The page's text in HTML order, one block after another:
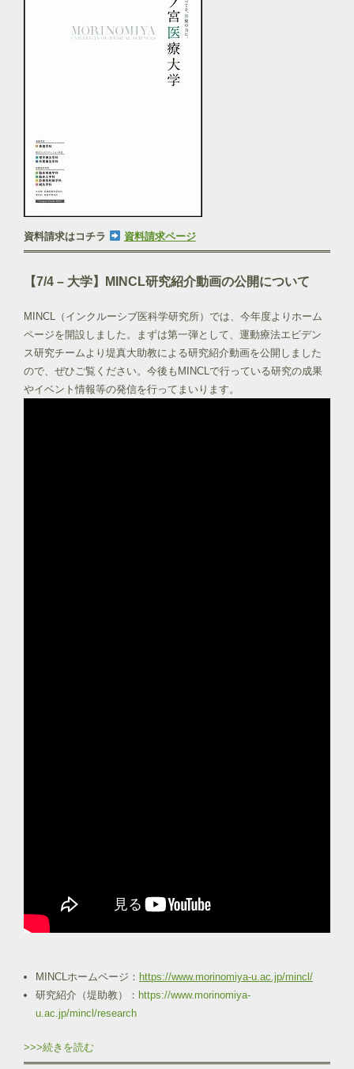
資料請求はコチラ 資料請求ページ
【7/4 – 大学】MINCL研究紹介動画の公開について
MINCL（インクルーシブ医科学研究所）では、今年度よりホーム
ページを開設しました。まずは第一弾として、運動療法エビデン
ス研究チームより堤真大助教による研究紹介動画を公開しました
ので、ぜひご覧ください。今後もMINCLで行っている研究の成果
やイベント情報等の発信を行ってまいります。
MINCLホームページ： https://www.morinomiya-u.ac.jp/mincl/
研究紹介（堤助教）： https://www.morinomiya-
u.ac.jp/mincl/research
>>>続きを読む